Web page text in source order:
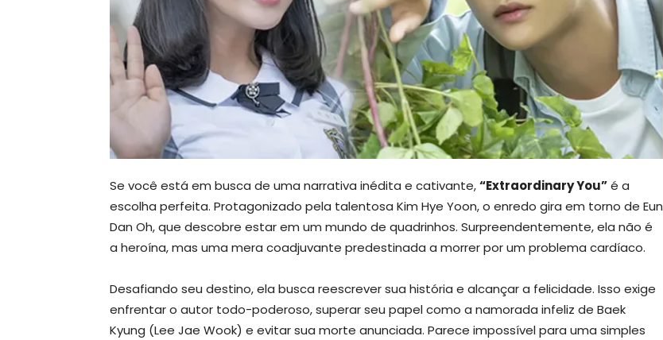
Se você está em busca de uma narrativa inédita e cativante,“Extraordinary You”é a
escolha perfeita. Protagonizado pela talentosa Kim Hye Yoon, o enredo gira em torno de Eun
Dan Oh, que descobre estar em um mundo de quadrinhos. Surpreendentemente, ela não é
a heroína, mas uma mera coadjuvante predestinada a morrer por um problema cardíaco.
Desafiando seu destino, ela busca reescrever sua história e alcançar a felicidade. Isso exige
enfrentar o autor todo-poderoso, superar seu papel como a namorada infeliz de Baek
Kyung (Lee Jae Wook) e evitar sua morte anunciada. Parece impossível para uma simples